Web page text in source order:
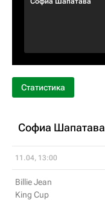
Статистика
Софиа Шапатава
11.04, 13:00
Billie Jean
King Cup